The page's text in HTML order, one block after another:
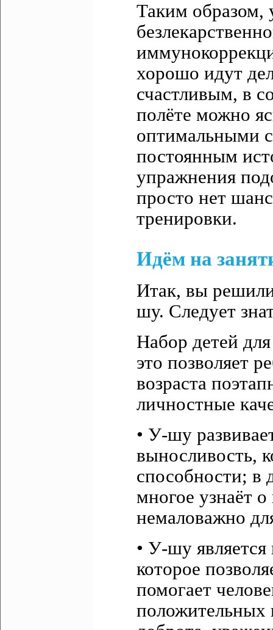
Таким образом,
хорошо идут
счастливым, в
полёте можно
оптимальными
постоянным
упражнения
просто нет
тренировки.
Идём на
Итак, вы
шу. Следует
Набор детей
это позволяет
возраста
личностные
• У-шу
выносливость,
способности; в
многое узнаёт
немаловажно
• У-шу
которое
помогает
положительных